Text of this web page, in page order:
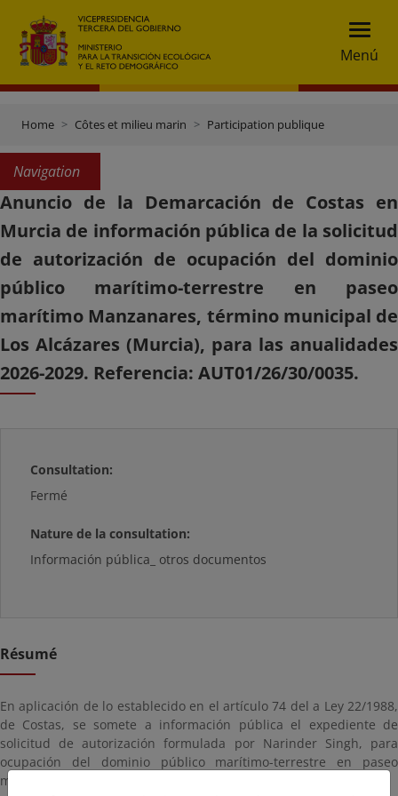
Menú
Home Côtes et milieu marin Participation publique
Navigation
Anuncio de la Demarcación de Costas en
Murcia de información pública de la solicitud
de autorización de ocupación del dominio
público marítimo-terrestre en paseo
marítimo Manzanares, término municipal de
Los Alcázares (Murcia), para las anualidades
2026-2029. Referencia: AUT01/26/30/0035.
Consultation:
Fermé
Nature de la consultation:
Información pública_ otros documentos
Résumé
En aplicación de lo establecido en el artículo 74 del a Ley 22/1988,
de Costas, se somete a información pública el expediente de
solicitud de autorización formulada por Narinder Singh, para
ocupación del dominio público marítimo-terrestre en paseo
marítimo Manzanares.